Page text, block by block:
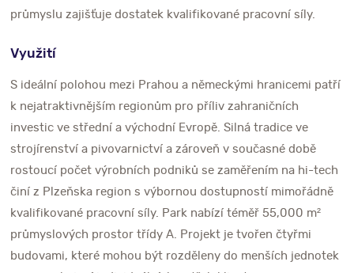
průmyslu zajišťuje dostatek kvalifikované pracovní síly.
Využití
S ideální polohou mezi Prahou a německými hranicemi patří
k nejatraktivnějším regionům pro příliv zahraničních
investic ve střední a východní Evropě. Silná tradice ve
strojírenství a pivovarnictví a zároveň v současné době
rostoucí počet výrobních podniků se zaměřením na hi-tech
činí z Plzeňska region s výbornou dostupností mimořádně
kvalifikované pracovní síly. Park nabízí téměř 55,000 m²
průmyslových prostor třídy A. Projekt je tvořen čtyřmi
budovami, které mohou být rozděleny do menších jednotek